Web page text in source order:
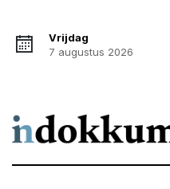
Vrijdag
7 augustus 2026